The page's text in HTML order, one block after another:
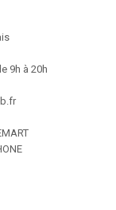
9h à 20h